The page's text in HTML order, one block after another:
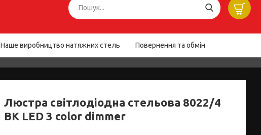
Наше виробництво натяжних стель Повернення та обмін
Люстра світлодіодна стельова 8022/4
BK LED 3 color dimmer